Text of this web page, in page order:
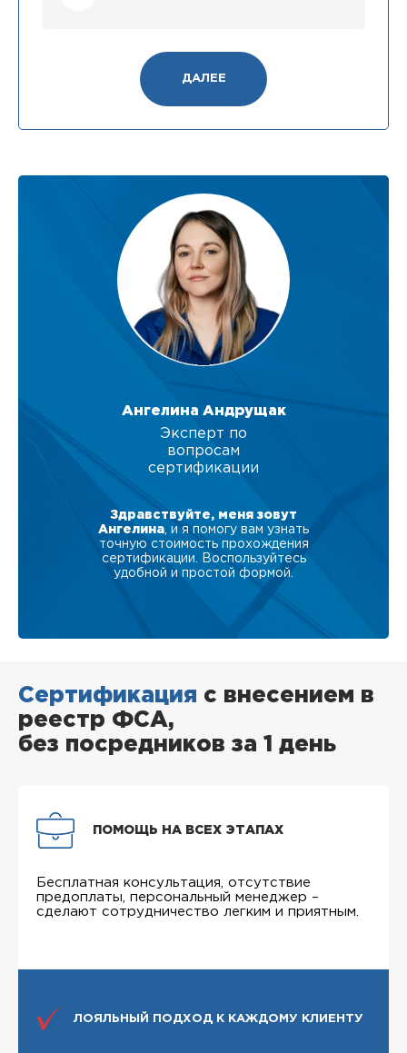
ДАЛЕЕ
Ангелина Андрущак
Эксперт по
вопросам
сертификации
Здравствуйте, меня зовут
Ангелина , и я помогу вам узнать
точную стоимость прохождения
сертификации. Воспользуйтесь
удобной и простой формой.
Сертификация с внесением в
реестр ФСА,
без посредников за 1 день
ПОМОЩЬ НА ВСЕХ ЭТАПАХ
Бесплатная консультация, отсутствие
предоплаты, персональный менеджер –
сделают сотрудничество легким и приятным.
ЛОЯЛЬНЫЙ ПОДХОД К КАЖДОМУ КЛИЕНТУ